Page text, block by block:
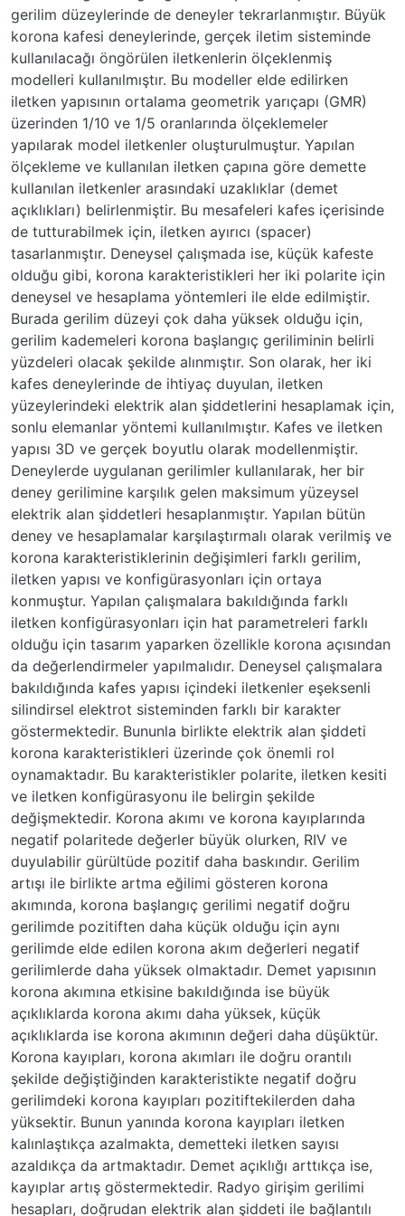
gerilim düzeylerinde de deneyler tekrarlanmıştır. Büyük
korona kafesi deneylerinde, gerçek iletim sisteminde
kullanılacağı öngörülen iletkenlerin ölçeklenmiş
modelleri kullanılmıştır. Bu modeller elde edilirken
iletken yapısının ortalama geometrik yarıçapı (GMR)
üzerinden 1/10 ve 1/5 oranlarında ölçeklemeler
yapılarak model iletkenler oluşturulmuştur. Yapılan
ölçekleme ve kullanılan iletken çapına göre demette
kullanılan iletkenler arasındaki uzaklıklar (demet
açıklıkları) belirlenmiştir. Bu mesafeleri kafes içerisinde
de tutturabilmek için, iletken ayırıcı (spacer)
tasarlanmıştır. Deneysel çalışmada ise, küçük kafeste
olduğu gibi, korona karakteristikleri her iki polarite için
deneysel ve hesaplama yöntemleri ile elde edilmiştir.
Burada gerilim düzeyi çok daha yüksek olduğu için,
gerilim kademeleri korona başlangıç geriliminin belirli
yüzdeleri olacak şekilde alınmıştır. Son olarak, her iki
kafes deneylerinde de ihtiyaç duyulan, iletken
yüzeylerindeki elektrik alan şiddetlerini hesaplamak için,
sonlu elemanlar yöntemi kullanılmıştır. Kafes ve iletken
yapısı 3D ve gerçek boyutlu olarak modellenmiştir.
Deneylerde uygulanan gerilimler kullanılarak, her bir
deney gerilimine karşılık gelen maksimum yüzeysel
elektrik alan şiddetleri hesaplanmıştır. Yapılan bütün
deney ve hesaplamalar karşılaştırmalı olarak verilmiş ve
korona karakteristiklerinin değişimleri farklı gerilim,
iletken yapısı ve konfigürasyonları için ortaya
konmuştur. Yapılan çalışmalara bakıldığında farklı
iletken konfigürasyonları için hat parametreleri farklı
olduğu için tasarım yaparken özellikle korona açısından
da değerlendirmeler yapılmalıdır. Deneysel çalışmalara
bakıldığında kafes yapısı içindeki iletkenler eşeksenli
silindirsel elektrot sisteminden farklı bir karakter
göstermektedir. Bununla birlikte elektrik alan şiddeti
korona karakteristikleri üzerinde çok önemli rol
oynamaktadır. Bu karakteristikler polarite, iletken kesiti
ve iletken konfigürasyonu ile belirgin şekilde
değişmektedir. Korona akımı ve korona kayıplarında
negatif polaritede değerler büyük olurken, RIV ve
duyulabilir gürültüde pozitif daha baskındır. Gerilim
artışı ile birlikte artma eğilimi gösteren korona
akımında, korona başlangıç gerilimi negatif doğru
gerilimde pozitiften daha küçük olduğu için aynı
gerilimde elde edilen korona akım değerleri negatif
gerilimlerde daha yüksek olmaktadır. Demet yapısının
korona akımına etkisine bakıldığında ise büyük
açıklıklarda korona akımı daha yüksek, küçük
açıklıklarda ise korona akımının değeri daha düşüktür.
Korona kayıpları, korona akımları ile doğru orantılı
şekilde değiştiğinden karakteristikte negatif doğru
gerilimdeki korona kayıpları pozitiftekilerden daha
yüksektir. Bunun yanında korona kayıpları iletken
kalınlaştıkça azalmakta, demetteki iletken sayısı
azaldıkça da artmaktadır. Demet açıklığı arttıkça ise,
kayıplar artış göstermektedir. Radyo girişim gerilimi
hesapları, doğrudan elektrik alan şiddeti ile bağlantılı